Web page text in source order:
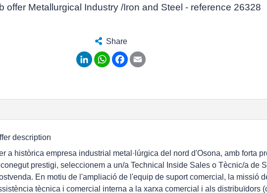
offer Metallurgical Industry /Iron and Steel - reference 26328
Share
LinkedInWhatsApp
Facebook
description
a històrica empresa industrial metal·lúrgica del nord d'Osona, amb forta
prestigi, seleccionem a un/a Technical Inside Sales o Tècnic/a de
En motiu de l'ampliació de l'equip de suport comercial, la missió
tècnica i comercial interna a la xarxa comercial i als distribuïdors